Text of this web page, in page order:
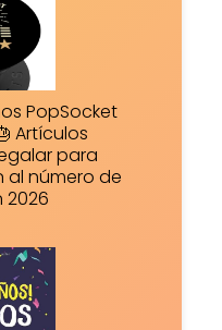
PopSocket
Artículos
para
al número de
2026